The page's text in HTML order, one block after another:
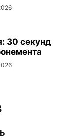
30 секунд